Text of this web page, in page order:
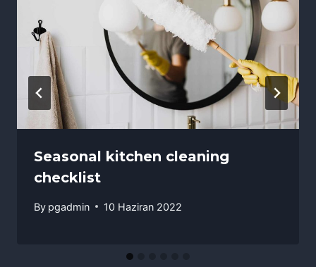
Seasonal kitchen cleaning
checklist
By pgadmin 10 Haziran 2022